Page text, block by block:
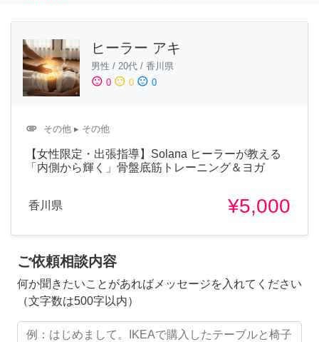
ヒーラー アキ
男性 / 20代 / 香川県
sentiment_satisfied 0 sentiment_neutral 0 sentiment_dissatisfied 0
attachment その他 ▸ その他
​【女性限定・出張指導】Solana ヒーラーが教える
「内側から輝く」骨盤底筋トレーニング＆ヨガ
香川県 ¥5,000
ご依頼相談内容
何か聞きたいことがあればメッセージを入れてください
（文字数は500字以内）